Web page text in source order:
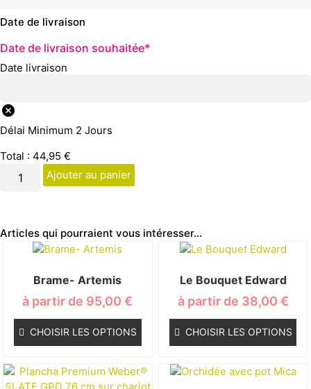
Date de livraison
Date de livraison souhaitée*
Date livraison
Délai Minimum 2 Jours
Total : 44,95 €
Ajouter au panier
Articles qui pourraient vous intéresser...
Brame- Artemis
à partir de 95,00€
CHOISIR LES OPTIONS
Le Bouquet Edward
à partir de 38,00 €
CHOISIR LES OPTIONS